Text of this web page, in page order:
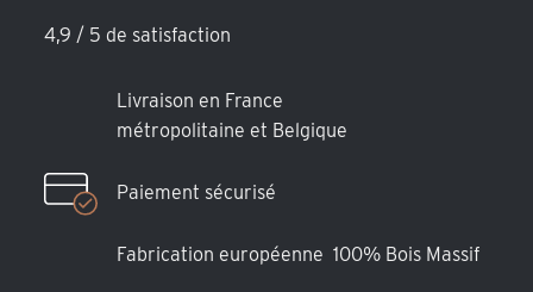
4,9 / 5 de satisfaction
Livraison en France
métropolitaine et Belgique
Paiement sécurisé
Fabrication européenne 100% Bois Massif